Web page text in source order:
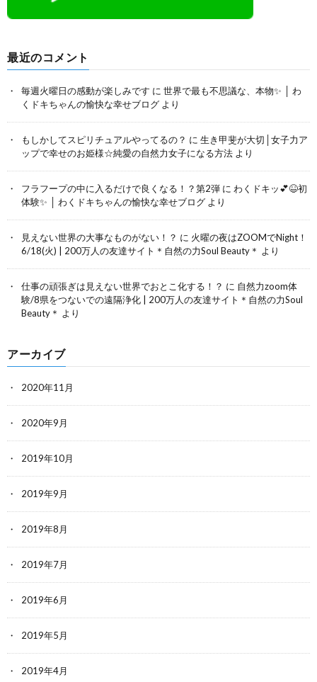
最近のコメント
毎週火曜日の感動が楽しみです に 世界で最も不思議な、本物✨ │ わ
くドキちゃんの愉快な幸せブログ より
もしかしてスピリチュアルやってるの？ に 生き甲斐が大切│女子力ア
ップで幸せのお姫様☆純愛の自然力女子になる方法 より
フラフープの中に入るだけで良くなる！？第2弾 に わくドキッ💕😆初
体験✨ │ わくドキちゃんの愉快な幸せブログ より
見えない世界の大事なものがない！？ に 火曜の夜はZOOMでNight！
6/18(火) | 200万人の友達サイト＊自然の力Soul Beauty＊ より
仕事の頑張ぎは見えない世界でおとこ化する！？ に 自然力zoom体
験/8県をつないでの遠隔浄化 | 200万人の友達サイト＊自然の力Soul
Beauty＊ より
アーカイブ
2020年11月
2020年9月
2019年10月
2019年9月
2019年8月
2019年7月
2019年6月
2019年5月
2019年4月